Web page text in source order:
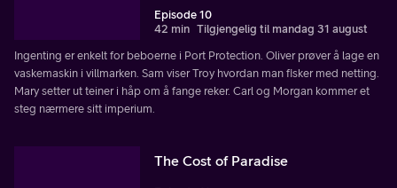
Episode 10
42 min Tilgjengelig til mandag 31 august
Ingenting er enkelt for beboerne i Port Protection. Oliver prøver å lage en
vaskemaskin i villmarken. Sam viser Troy hvordan man fisker med netting.
Mary setter ut teiner i håp om å fange reker. Carl og Morgan kommer et
steg nærmere sitt imperium.
The Cost of Paradise